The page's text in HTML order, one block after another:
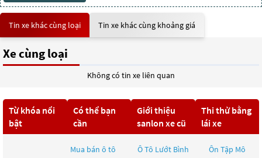
Tin xe khác cùng loại Tin xe khác cùng khoảng giá
Xe cùng loại
Không có tin xe liên quan
Từ khóa nổi
bật
Có thể bạn
cần
Mua bán ô tô
Giới thiệu
sanlon xe cũ
Ô Tô Lướt Bình
Thi thử bằng
lái xe
Ôn Tập Mô